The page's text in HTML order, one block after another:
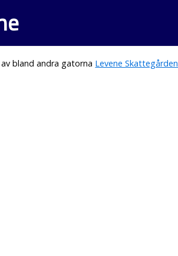
bland andra gatorna Levene Skattegården